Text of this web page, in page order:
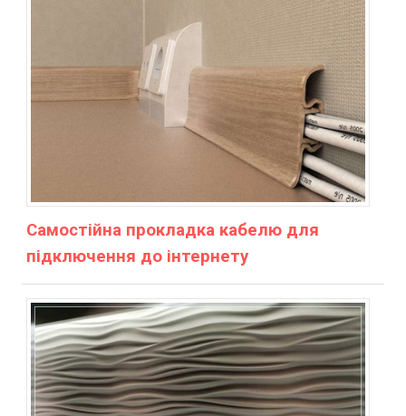
Самостійна прокладка кабелю для
підключення до інтернету